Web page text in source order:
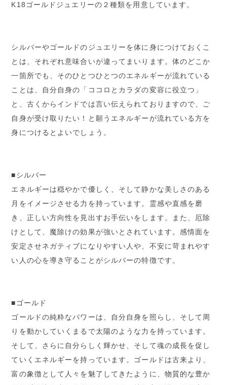
K18ゴールドジュエリーの２種類を用意しています。
シルバーやゴールドのジュエリーを体に身につけておくこ
とは、それぞれ意味合いが違ってまいります。体のどこか
一箇所でも、そのひとつひとつのエネルギーが流れている
ことは、自分自身の「ココロとカラダの変容に役立つ」
と、古くからインドでは言い伝えられておりますので、ご
自身が受け取りたい！と願うエネルギーが流れている方を
身につけるとよいでしょう。
■シルバー
エネルギーは穏やかで優しく、そして静かな美しさのある
月をイメージさせる力を持っています。霊感や直感を磨
き、正しい方向性を見出すお手伝いをします。また、厄除
けとして、魔除けの効果が強いとされています。感情面を
安定させネガティブになりやすい人や、不安に苛まれやす
い人の心を導き守ることがシルバーの特徴です。
■ゴールド
ゴールドの純粋なパワーは、自分自身を照らし、そして周
りを動かしていくまるで太陽のような力を持っています。
そして、さらに自分らしく輝かせ、そして魂の成長を促し
ていくエネルギーを持っています。ゴールドは古来より、
富の象徴として人々を魅了してきたように、物質的な豊か